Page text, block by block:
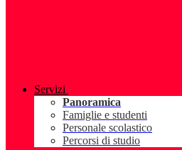
Servizi
Panoramica
Famiglie e studenti
Personale scolastico
Percorsi di studio